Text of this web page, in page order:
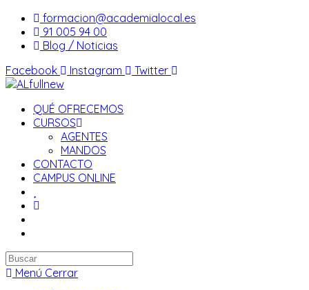
Saltar
contenido
formacion@academialocal.es
91 005 94 00
Blog / Noticias
Facebook
Instagram Twitter
QUÉ OFRECEMOS
CURSOS
AGENTES
MANDOS
CONTACTO
CAMPUS ONLINE
Buscar
enMenú Cerrar